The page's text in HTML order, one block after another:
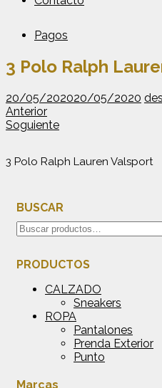
Pagos
3 Polo Ralph
20/05/202020/05/2020
Anterior
Soguiente
3 Polo Ralph Lauren Valsport
BUSCAR
Buscar
por:
PRODUCTOS
CALZADO
Sneakers
ROPA
Pantalones
Prenda Exterior
Punto
Marcas